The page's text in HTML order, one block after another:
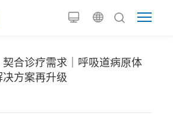
契合诊疗需求｜呼吸道病原体
方案再升级